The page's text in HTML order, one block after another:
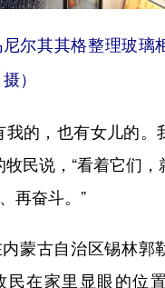
内蒙古 黑龙江
Español Français
其其格整理玻璃
）
的，也有女儿的。
牧民说，“看着它们
再奋斗。”
古自治区锡林郭
民在家里显眼的位